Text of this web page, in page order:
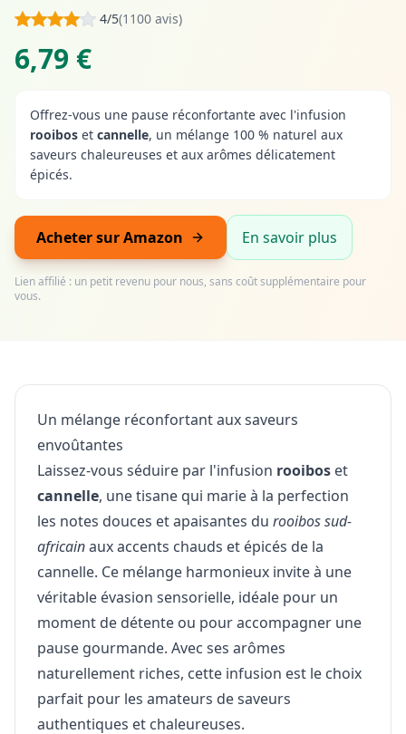
4/5(1100 avis)
6,79 €
Offrez-vous une pause réconfortante avec l'infusion
rooibos et cannelle, un mélange 100 % naturel aux
saveurs chaleureuses et aux arômes délicatement
épicés.
Acheter sur Amazon En savoir plus
Lien affilié : un petit revenu pour nous, sans coût supplémentaire pour
vous.
Un mélange réconfortant aux saveurs
envoûtantes
Laissez-vous séduire par l'infusion rooibos et
cannelle, une tisane qui marie à la perfection
les notes douces et apaisantes du rooibos sud-
africainaux accents chauds et épicés de la
cannelle. Ce mélange harmonieux invite à une
véritable évasion sensorielle, idéale pour un
moment de détente ou pour accompagner une
pause gourmande. Avec ses arômes
naturellement riches, cette infusion est le choix
parfait pour les amateurs de saveurs
authentiques et chaleureuses.